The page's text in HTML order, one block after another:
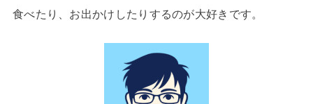
食べたり、お出かけしたりするのが大好きです。